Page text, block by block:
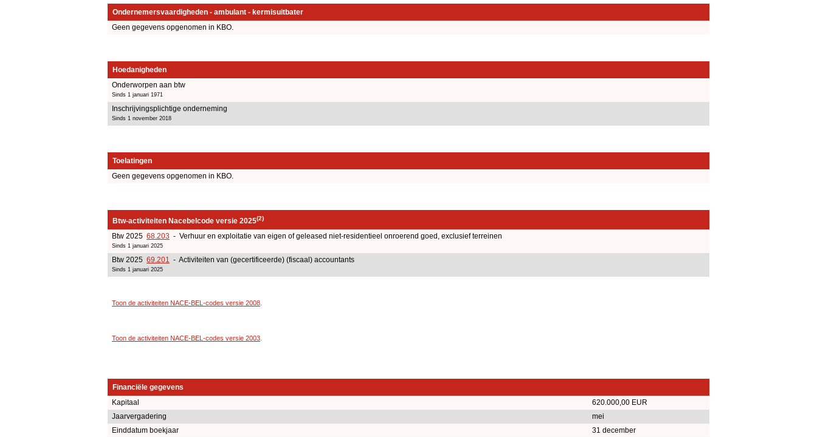
Ondernemersvaardigheden - ambulant - kermisuitbater
Geen gegevens opgenomen in KBO.
Hoedanigheden
Onderworpen aan btw
Sinds 1 januari 1971
Inschrijvingsplichtige onderneming
Sinds 1 november 2018
Toelatingen
Geen gegevens opgenomen in KBO.
Btw-activiteiten Nacebelcode versie 2025(2)
Btw 2025 68.203 - Verhuur en exploitatie van eigen of geleased niet-residentieel onroerend goed, exclusief terreinen
Sinds 1 januari 2025
Btw 2025 69.201 - Activiteiten van (gecertificeerde) (fiscaal) accountants
Sinds 1 januari 2025
Toon de activiteiten NACE-BEL-codes versie 2008
Toon de activiteiten NACE-BEL-codes versie 2003
Financiële gegevens
Kapitaal
620.000,00 EUR
Jaarvergadering
mei
Einddatum boekjaar
31 december